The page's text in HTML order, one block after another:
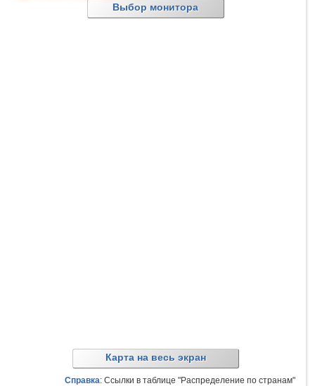
Выбор монитора
Карта на весь экран
Справка: Ссылки в таблице "Распределение по странам"